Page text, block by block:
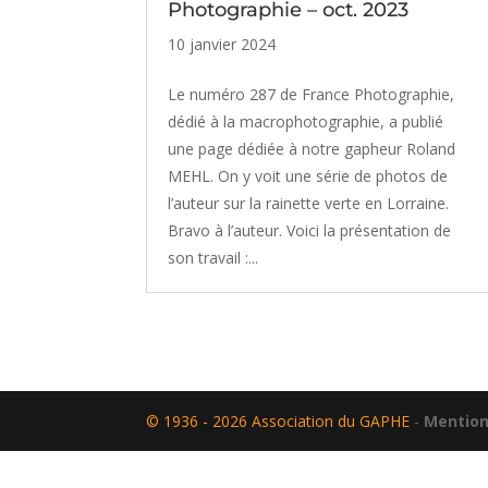
Photographie – oct. 2023
10 janvier 2024
Le numéro 287 de France Photographie,
dédié à la macrophotographie, a publié
une page dédiée à notre gapheur Roland
MEHL. On y voit une série de photos de
l’auteur sur la rainette verte en Lorraine.
Bravo à l’auteur. Voici la présentation de
son travail :...
© 1936 - 2026 Association du GAPHE -